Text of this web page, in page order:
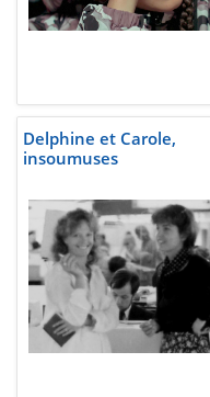
Delphine et Carole,
insoumuses